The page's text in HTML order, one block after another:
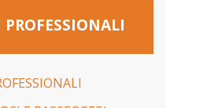
PROFESSIONALI